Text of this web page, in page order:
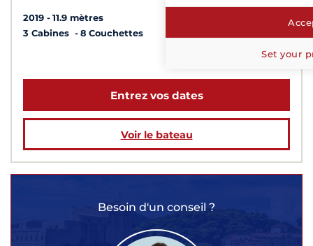
2019
11.9 mètres
3 Cabines
8 Couchettes
à partir de 1 100 €
Entrez vos dates
Voir le bateau
Besoin d'un conseil ?
Set your